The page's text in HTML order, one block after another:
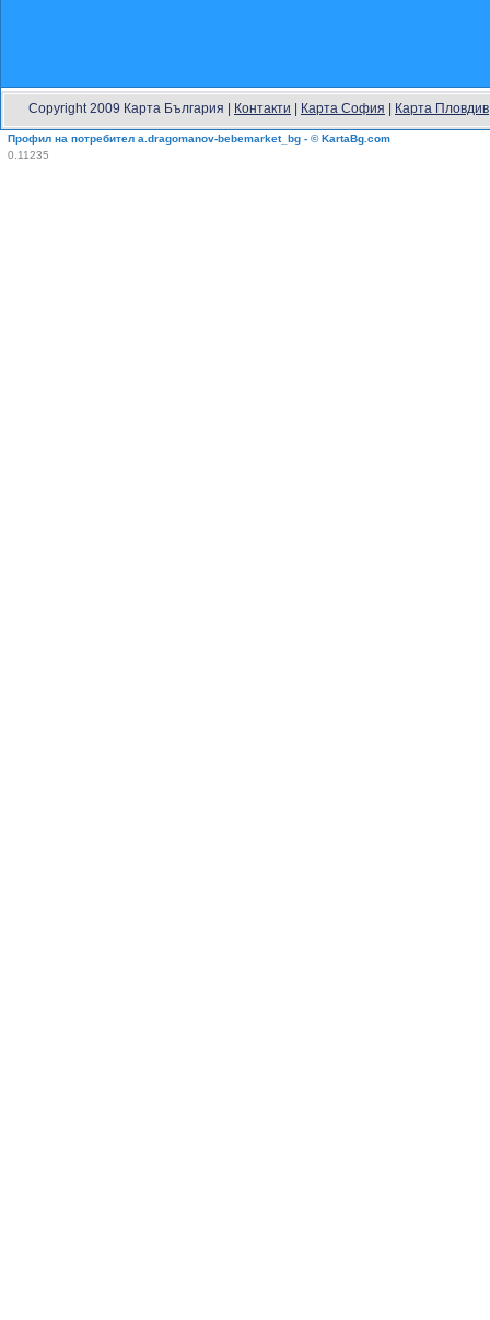
Copyright 2009 Карта България | Контакти Карта София Карта Пловдив
Профил на потребител a.dragomanov-bebemarket_bg - © KartaBg.com
0.11235